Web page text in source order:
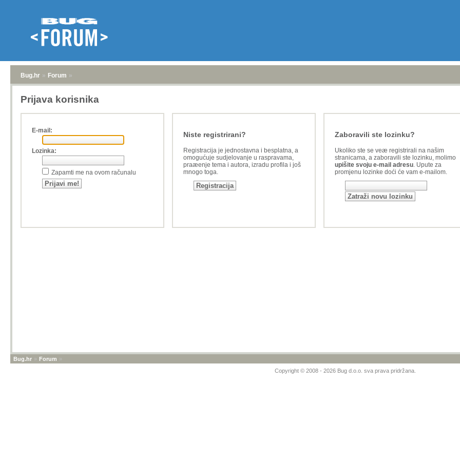
Bug.hr » Forum »
Prijava korisnika
E-mail:
Lozinka:
Zapamti me na ovom računalu
Niste registrirani?
Registracija je jednostavna i besplatna, a
omogućuje sudjelovanje u raspravama,
praæenje tema i autora, izradu profila i još
mnogo toga.
Zaboravili ste lozinku?
Ukoliko ste se veæ registrirali na našim
stranicama, a zaboravili ste lozinku, molimo
upišite svoju e-mail adresu. Upute za
promjenu lozinke doći će vam e-mailom.
Bug.hr » Forum »
Copyright © 2008 - 2026 Bug d.o.o. sva prava pridržana.